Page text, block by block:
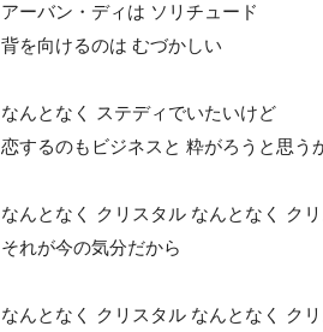
アーバン・ディは ソリチュード
背を向けるのは むづかしい
なんとなく ステディでいたいけど
恋するのもビジネスと 粋がろうと思う
なんとなく クリスタル なんとなく ク
それが今の気分だから
なんとなく クリスタル なんとなく ク